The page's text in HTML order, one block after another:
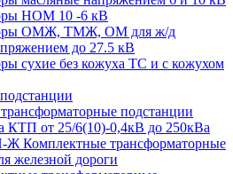
НОМ 10 -6 кВ
ОМЖ, ТМЖ, ОМ для ж/д
до 27.5 кВ
сухие без кожуха ТС и с кожухом
подстанции
КТП от 25/6(10)-0,4кВ до 250кВа
Комплектные трансформаторные
железной дороги